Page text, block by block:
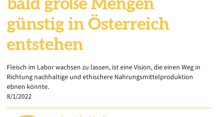
bald große Mengen
günstig in Österreich
entstehen
Fleisch im Labor wachsen zu lassen, ist eine Vision, die einen Weg in
Richtung nachhaltige und ethischere Nahrungsmittelproduktion
ebnen könnte.
8/1/2022